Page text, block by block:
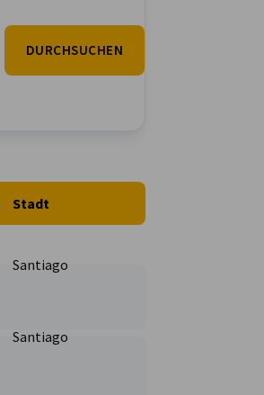
DURCHSUCHEN
Stadt
Santiago
Santiago